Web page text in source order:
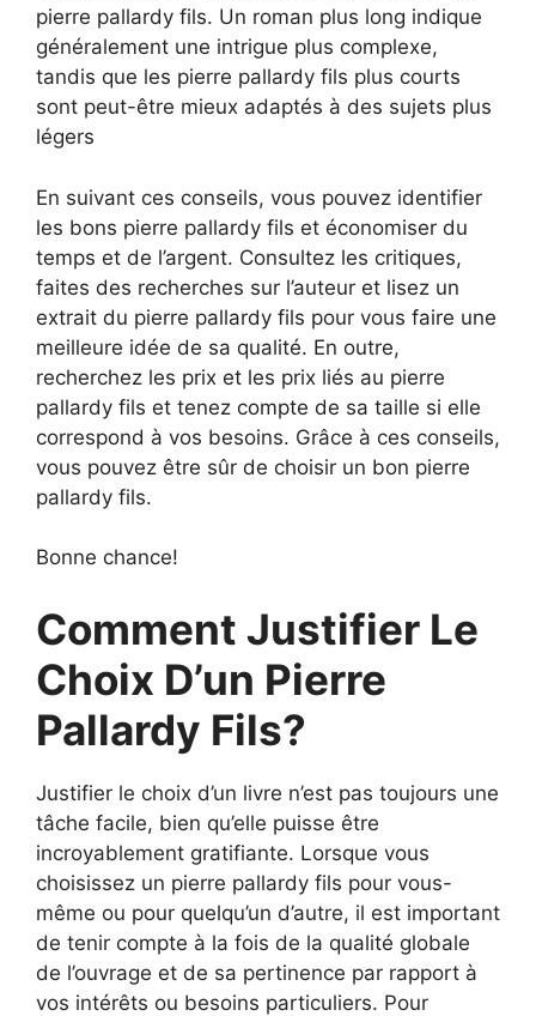
pierre pallardy fils. Un roman plus long indique
généralement une intrigue plus complexe,
tandis que les pierre pallardy fils plus courts
sont peut-être mieux adaptés à des sujets plus
légers
En suivant ces conseils, vous pouvez identifier
les bons pierre pallardy fils et économiser du
temps et de l’argent. Consultez les critiques,
faites des recherches sur l’auteur et lisez un
extrait du pierre pallardy fils pour vous faire une
meilleure idée de sa qualité. En outre,
recherchez les prix et les prix liés au pierre
pallardy fils et tenez compte de sa taille si elle
correspond à vos besoins. Grâce à ces conseils,
vous pouvez être sûr de choisir un bon pierre
pallardy fils.
Bonne chance!
Comment Justifier Le
Choix D’un Pierre
Pallardy Fils?
Justifier le choix d’un livre n’est pas toujours une
tâche facile, bien qu’elle puisse être
incroyablement gratifiante. Lorsque vous
choisissez un pierre pallardy fils pour vous-
même ou pour quelqu’un d’autre, il est important
de tenir compte à la fois de la qualité globale
de l’ouvrage et de sa pertinence par rapport à
vos intérêts ou besoins particuliers. Pour